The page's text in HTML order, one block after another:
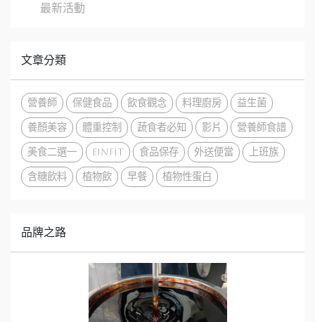
最新活動
文章分類
營養師 保健食品 飲食觀念 料理廚房 益生菌
養顏美容 體重控制 蔬食者必知 影片 營養師食譜
美食二選一 EinFit 食品保存 外送便當 上班族
含糖飲料 植物飲 早餐 植物性蛋白
品牌之路